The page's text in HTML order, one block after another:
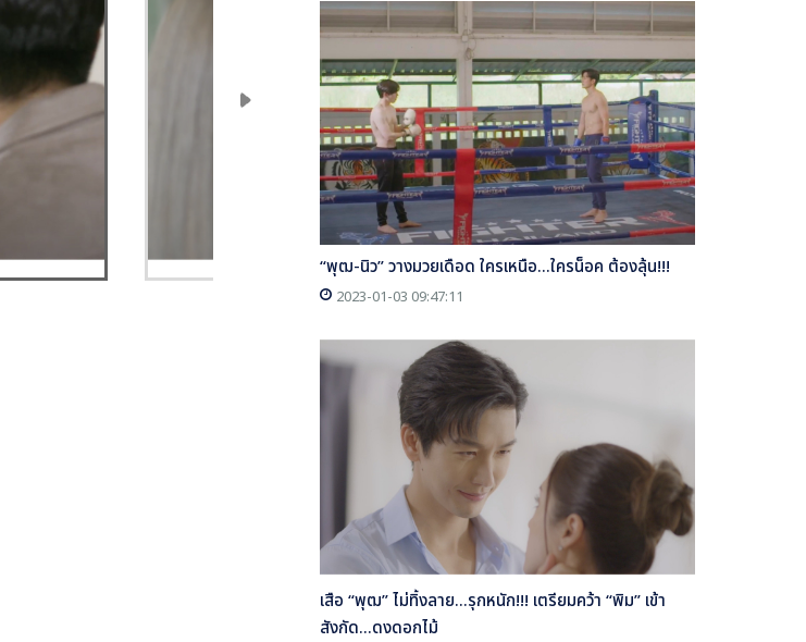
“พุฒ-นิว” วางมวยเดือด ใครเหนือ...ใครน็อค ต้องลุ้น!!!
2023-01-03 09:47:11
เสือ “พุฒ” ไม่ทิ้งลาย...รุกหนัก!!! เตรียมคว้า “พิม” เข้า
สังกัด...ดงดอกไม้